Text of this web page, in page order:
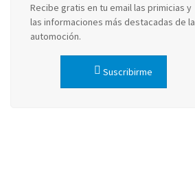
Recibe gratis en tu email las primicias y
las informaciones más destacadas de la
automoción.
Suscribirme